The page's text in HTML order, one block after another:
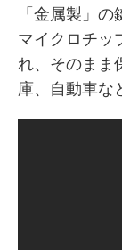
「金属製」
マイクロチッ
れ、そのまま
庫、自動車な